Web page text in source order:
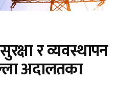
र व्यवस्थापन
अदालतका